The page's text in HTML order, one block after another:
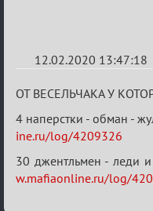
12.02.2020 13:47:18
Re:
Найди
меня!
ОТ ВЕСЕЛЬЧАКА У
4 наперстки - обман -
ine.ru/log/4209326
30 джентльмен - леди
w.mafiaonline.ru/log/